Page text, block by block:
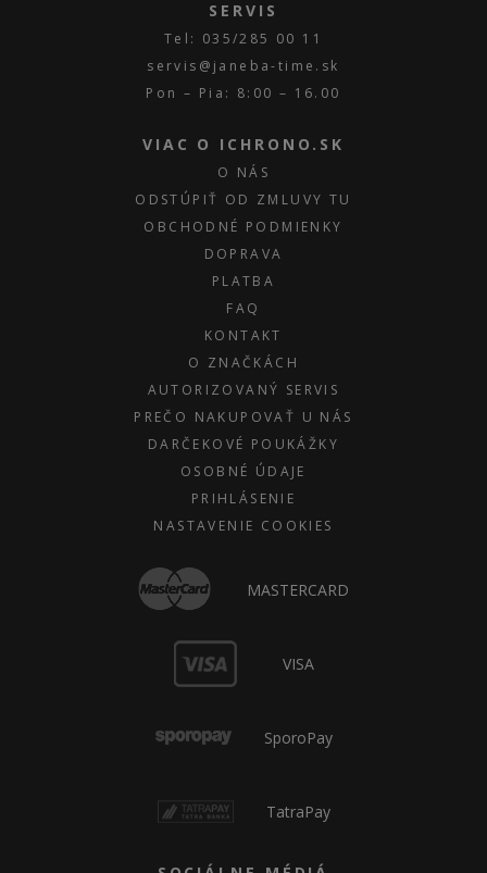
SERVIS
Tel: 035/285 00 11
servis@janeba-time.sk
Pon – Pia: 8:00 – 16.00
VIAC O ICHRONO.SK
O NÁS
ODSTÚPIŤ OD ZMLUVY TU
OBCHODNÉ PODMIENKY
DOPRAVA
PLATBA
FAQ
KONTAKT
O ZNAČKÁCH
AUTORIZOVANÝ SERVIS
PREČO NAKUPOVAŤ U NÁS
DARČEKOVÉ POUKÁŽKY
OSOBNÉ ÚDAJE
PRIHLÁSENIE
NASTAVENIE COOKIES
MASTERCARD
VISA
SporoPay
TatraPay